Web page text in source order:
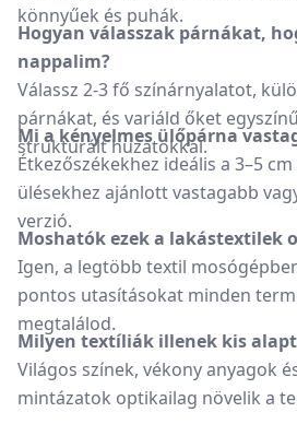
könnyűek és puhák.
Hogyan válasszak párnákat,
nappalim?
Válassz 2-3 fő színárnyalatot,
párnákat, és variáld őket
strukturált huzatokkal.
Mi a kényelmes ülőpárna
Étkezőszékekhez ideális a 3–5
ülésekhez ajánlott vastagabb
verzió.
Moshatók ezek a lakástextilek
Igen, a legtöbb textil
pontos utasításokat minden
megtalálod.
Milyen textíliák illenek kis
Világos színek, vékony anyagok
mintázatok optikailag növelik a